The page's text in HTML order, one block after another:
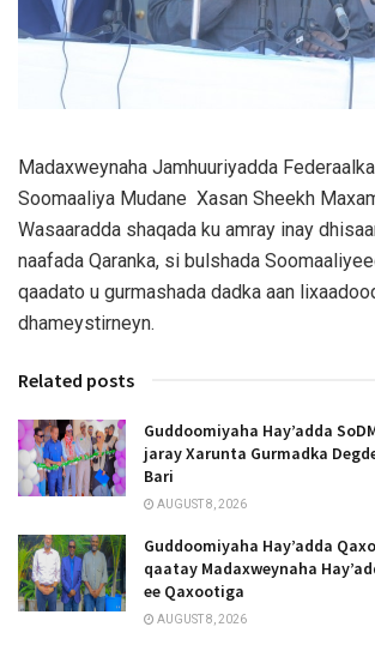
Madaxweynaha Jamhuuriyadda
Soomaaliya Mudane Xasan Sheekh
Wasaaradda shaqada ku amray inay
naafada Qaranka, si bulshada
qaadato u gurmashada dadka aan
dhameystirneyn.
Related posts
Guddoomiyaha Hay’adda
jaray Xarunta Gurmadka
Bari
AUGUST 8, 2026
Guddoomiyaha Hay’adda
qaatay Madaxweynaha
ee Qaxootiga
AUGUST 8, 2026